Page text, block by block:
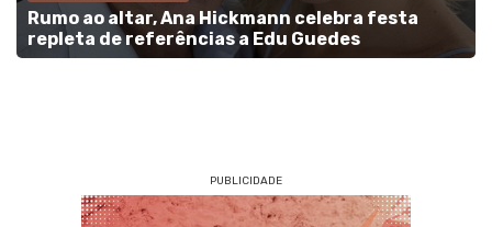
Rumo ao altar, Ana Hickmann celebra festa
repleta de referências a Edu Guedes
PUBLICIDADE